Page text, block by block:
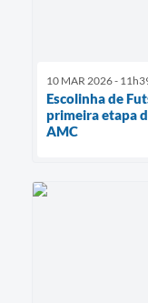
10 MAR 2026 -
Escolinha de
primeira etapa
AMC